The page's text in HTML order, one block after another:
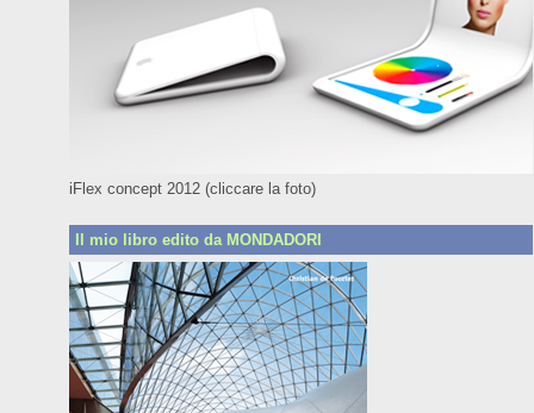
iFlex concept 2012 (cliccare la foto)
Il mio libro edito da MONDADORI